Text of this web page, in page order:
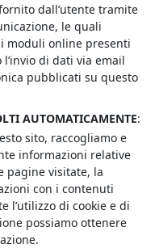
dall’utente tramite
le quali
moduli online presenti
di dati via email
pubblicati su questo
AUTOMATICAMENTE:
sito, raccogliamo e
informazioni relative
pagine visitate, la
con i contenuti
l’utilizzo di cookie e di
possiamo ottenere